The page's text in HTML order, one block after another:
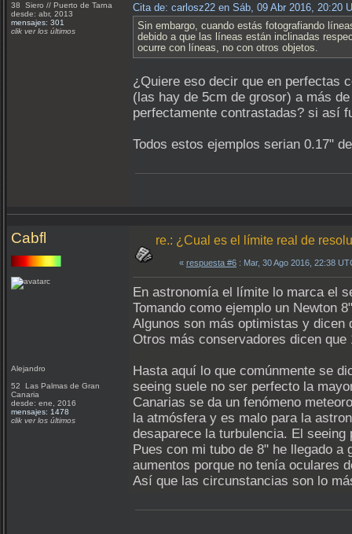
38 Siero // Puerto de Tarna
desde: abr, 2013
mensajes: 301
clik ver los últimos
Cita de: carlosz22 en Sáb, 09 Abr 2016, 20:20
Sin embargo, cuando estás fotografiando
debido a que las líneas están inclinadas
ocurre con líneas, no con otros objetos.
¿Quiere eso decir que en perfectas
(las hay de 5cm de grosor) a más
perfectamente contrastadas? si así
Todos estos ejemplos serian 0.17"
Cabfl
Alejandro
52 Las Palmas de Gran
Canaria
desde: ene, 2016
mensajes: 1478
clik ver los últimos
re.: ¿Cual es el límite real de
« respuesta #6 : Mar, 30 Ago 2016, 22:38
En astronomía el límite lo marca el
Tomando como ejemplo un Newton
Algunos son más optimistas y dicen
Otros más conservadores dicen
Hasta aquí lo que comúnmente se
seeing suele no ser perfecto la
Canarias se da un fenómeno
la atmósfera y es malo para la
desaparece la turbulencia. El
Pues con mi tubo de 8" he llegado
aumentos porque no tenía oculares
Así que las circunstancias son lo